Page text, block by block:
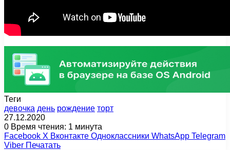
Теги
девочка день рождение торт
27.12.2020
0 Время чтения: 1 минута
Facebook X Вконтакте Одноклассники WhatsApp Telegram
Viber Печатать